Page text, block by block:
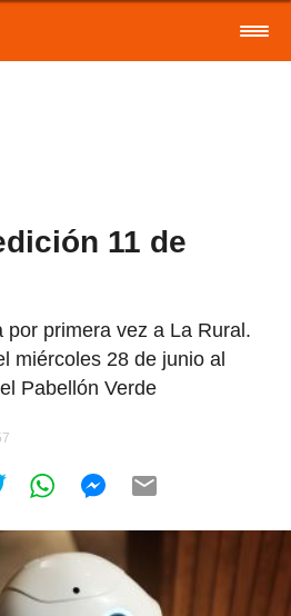
11 de
por primera vez a La Rural.
miércoles 28 de junio al
Pabellón Verde